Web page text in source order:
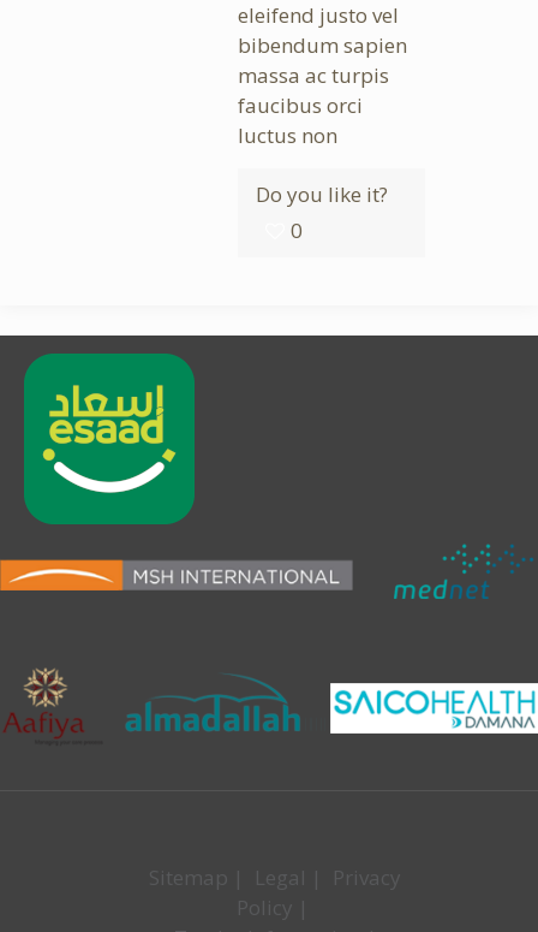
eleifend justo vel
bibendum sapien
massa ac turpis
faucibus orci
luctus non
Do you like it?
0
Sitemap | Legal |
Privacy
Policy |